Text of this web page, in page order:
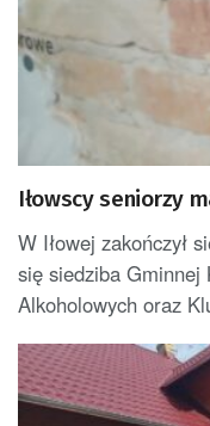
Iłowscy seniorzy
W Iłowej zakończył
się siedziba Gminnej
Alkoholowych oraz